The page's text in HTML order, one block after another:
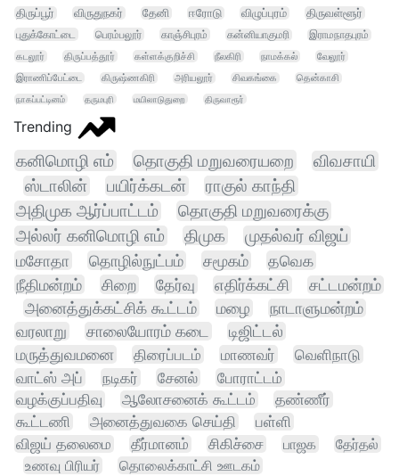
திருப்பூர்
விருதுநகர் தேனி ஈரோடு விழுப்புரம்
திருவள்ளூர்
புதுக்கோட்டை
பெரம்பலூர் காஞ்சிபுரம் கன்னியாகுமரி
இராமநாதபுரம்
கடலூர்
திருப்பத்தூர் கள்ளக்குறிச்சி நீலகிரி நாமக்கல் வேலூர்
இராணிப்பேட்டை கிருஷ்ணகிரி அரியலூர் சிவகங்கை தென்காசி
நாகப்பட்டினம் தருமபுரி மயிலாடுதுறை திருவாரூர்
Trending
கனிமொழி எம் தொகுதி மறுவரையறை
விவசாயி
ஸ்டாலின்
பயிர்க்கடன்
ராகுல் காந்தி
அதிமுக ஆர்ப்பாட்டம்
தொகுதி மறுவரைக்கு
அல்லர் கனிமொழி எம்
திமுக
முதல்வர் விஜய்
மசோதா
தொழில்நுட்பம் சமூகம்
தவெக
நீதிமன்றம்
சிறை தேர்வு எதிர்க்கட்சி
சட்டமன்றம்
அனைத்துக்கட்சிக் கூட்டம்
மழை
நாடாளுமன்றம்
வரலாறு
சாலையோரம் கடை
டிஜிட்டல்
மருத்துவமனை
திரைப்படம் மாணவர்
வெளிநாடு
வாட்ஸ் அப்
நடிகர் சேனல் போராட்டம்
வழக்குப்பதிவு ஆலோசனைக் கூட்டம்
தண்ணீர்
கூட்டணி
அனைத்துவகை செய்தி
பள்ளி
விஜய் தலைமை
தீர்மானம் சிகிச்சை பாஜக
தேர்தல்
உணவு பிரியர்
தொலைக்காட்சி ஊடகம்